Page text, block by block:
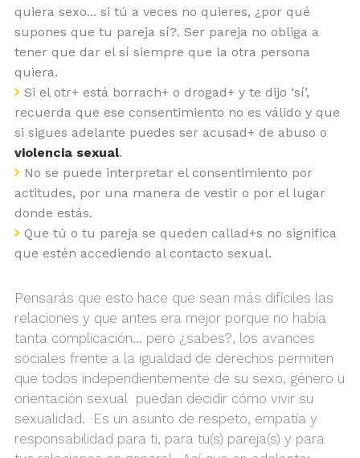
quiera sexo... si tú a veces no quieres, ¿por qué
supones que tu pareja sí?. Ser pareja no obliga a
tener que dar el sí siempre que la otra persona
quiera.
Si el otr+ está borrach+ o drogad+ y te dijo ‘sí’,
recuerda que ese consentimiento no es válido y que
si sigues adelante puedes ser acusad+ de abuso o
violencia sexual.
No se puede interpretar el consentimiento por
actitudes, por una manera de vestir o por el lugar
donde estás.
Que tú o tu pareja se queden callad+s no significa
que estén accediendo al contacto sexual.
Pensarás que esto hace que sean más difíciles las
relaciones y que antes era mejor porque no había
tanta complicación… pero ¿sabes?, los avances
sociales frente a la igualdad de derechos permiten
que todos independientemente de su sexo, género u
orientación sexual puedan decidir cómo vivir su
sexualidad. Es un asunto de respeto, empatía y
responsabilidad para ti, para tu(s) pareja(s) y para